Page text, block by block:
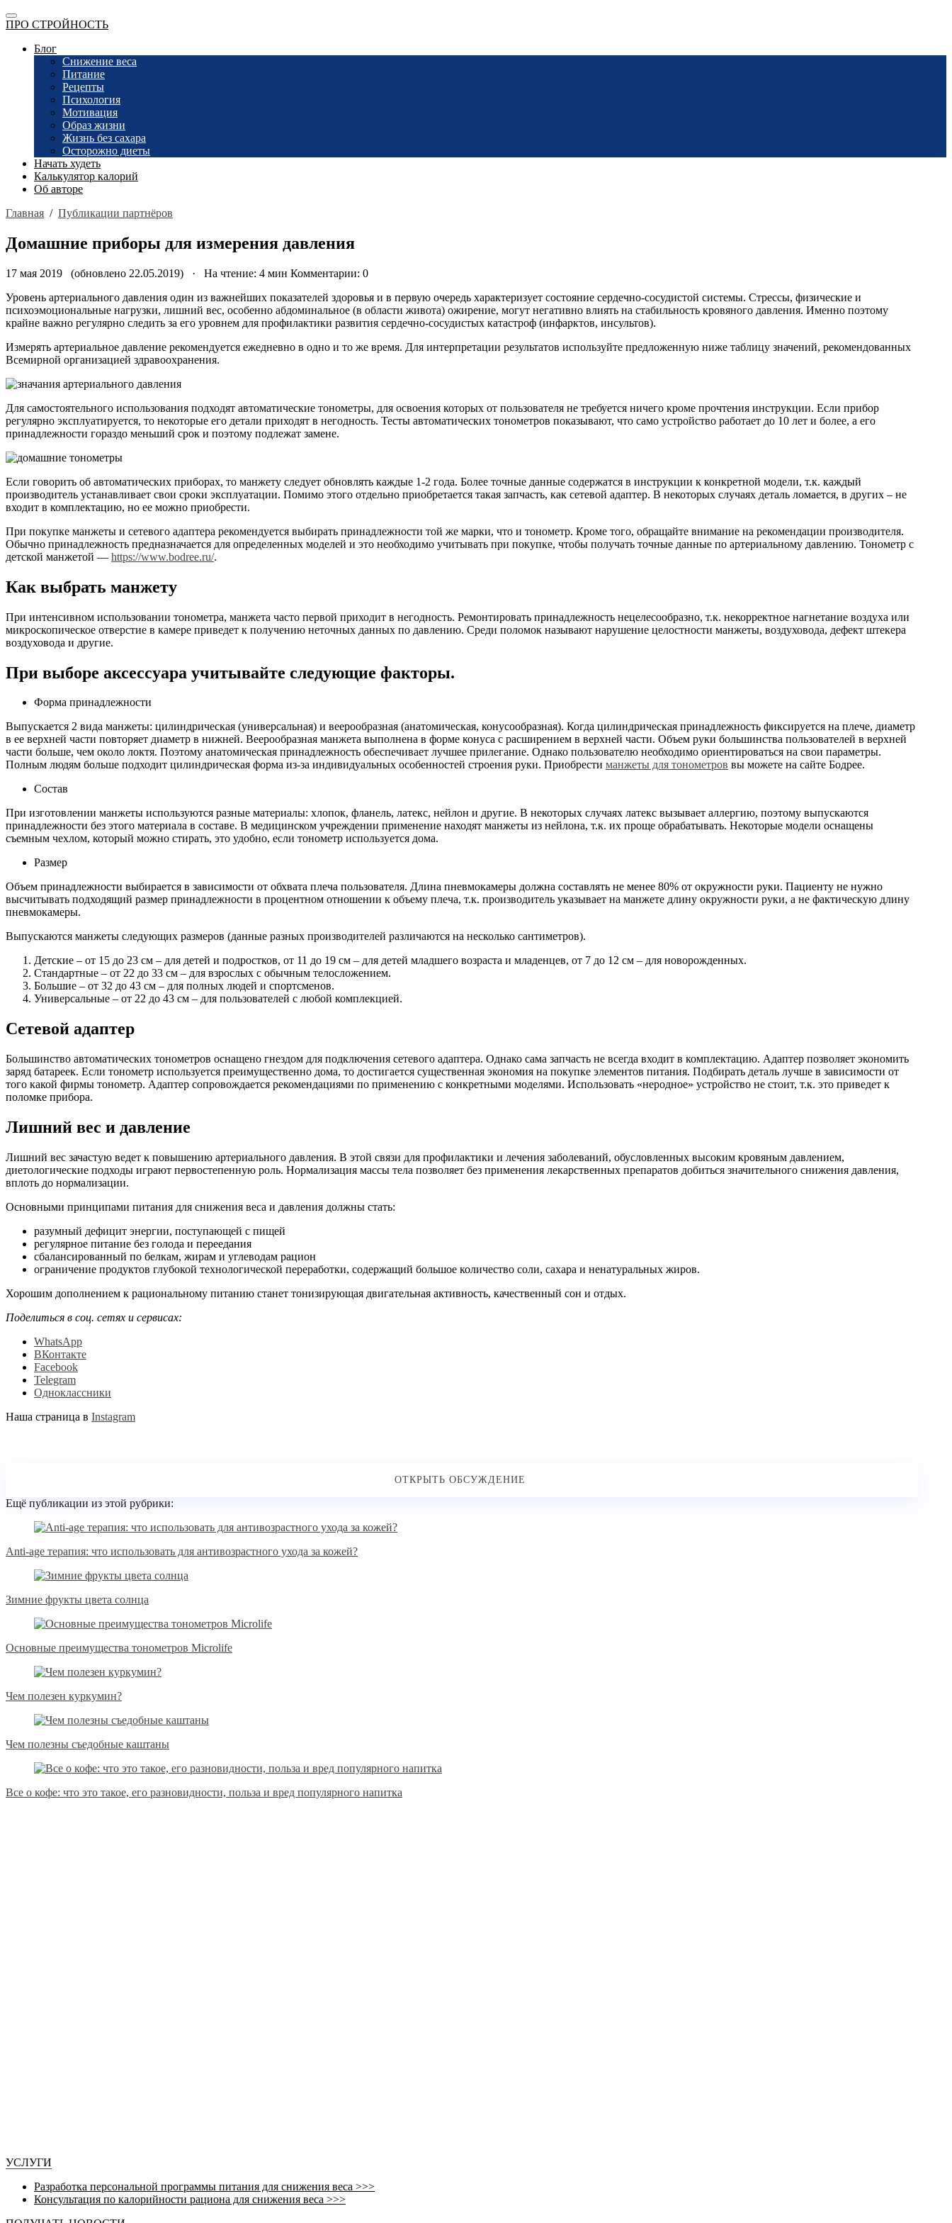
ПРО СТРОЙНОСТЬ
Блог
Снижение веса
Питание
Рецепты
Психология
Мотивация
Образ жизни
Жизнь без сахара
Осторожно диеты
Начать худеть
Калькулятор калорий
Об авторе
Главная / Публикации партнёров
Домашние приборы для измерения давления
17 мая 2019 (обновлено 22.05.2019) · На чтение: 4 мин Комментарии: 0
Уровень артериального давления один из важнейших показателей здоровья и в первую очередь характеризует состояние сердечно-сосудистой системы. Стрессы, физические и
психоэмоциональные нагрузки, лишний вес, особенно абдоминальное (в области живота) ожирение, могут негативно влиять на стабильность кровяного давления. Именно поэтому
крайне важно регулярно следить за его уровнем для профилактики развития сердечно-сосудистых катастроф (инфарктов, инсультов).
Измерять артериальное давление рекомендуется ежедневно в одно и то же время. Для интерпретации результатов используйте предложенную ниже таблицу значений, рекомендованных
Всемирной организацией здравоохранения.
Для самостоятельного использования подходят автоматические тонометры, для освоения которых от пользователя не требуется ничего кроме прочтения инструкции. Если прибор
регулярно эксплуатируется, то некоторые его детали приходят в негодность. Тесты автоматических тонометров показывают, что само устройство работает до 10 лет и более, а его
принадлежности гораздо меньший срок и поэтому подлежат замене.
Если говорить об автоматических приборах, то манжету следует обновлять каждые 1-2 года. Более точные данные содержатся в инструкции к конкретной модели, т.к. каждый
производитель устанавливает свои сроки эксплуатации. Помимо этого отдельно приобретается такая запчасть, как сетевой адаптер. В некоторых случаях деталь ломается, в других – не
входит в комплектацию, но ее можно приобрести.
При покупке манжеты и сетевого адаптера рекомендуется выбирать принадлежности той же марки, что и тонометр. Кроме того, обращайте внимание на рекомендации производителя.
Обычно принадлежность предназначается для определенных моделей и это необходимо учитывать при покупке, чтобы получать точные данные по артериальному давлению. Тонометр с
детской манжетой — https://www.bodree.ru/.
Как выбрать манжету
При интенсивном использовании тонометра, манжета часто первой приходит в негодность. Ремонтировать принадлежность нецелесообразно, т.к. некорректное нагнетание воздуха или
микроскопическое отверстие в камере приведет к получению неточных данных по давлению. Среди поломок называют нарушение целостности манжеты, воздуховода, дефект штекера
воздуховода и другие.
При выборе аксессуара учитывайте следующие факторы.
Форма принадлежности
Выпускается 2 вида манжеты: цилиндрическая (универсальная) и веерообразная (анатомическая, конусообразная). Когда цилиндрическая принадлежность фиксируется на плече, диаметр
в ее верхней части повторяет диаметр в нижней. Веерообразная манжета выполнена в форме конуса с расширением в верхней части. Объем руки большинства пользователей в верхней
части больше, чем около локтя. Поэтому анатомическая принадлежность обеспечивает лучшее прилегание. Однако пользователю необходимо ориентироваться на свои параметры.
Полным людям больше подходит цилиндрическая форма из-за индивидуальных особенностей строения руки. Приобрести манжеты для тонометров вы можете на сайте Бодрее.
Состав
При изготовлении манжеты используются разные материалы: хлопок, фланель, латекс, нейлон и другие. В некоторых случаях латекс вызывает аллергию, поэтому выпускаются
принадлежности без этого материала в составе. В медицинском учреждении применение находят манжеты из нейлона, т.к. их проще обрабатывать. Некоторые модели оснащены
съемным чехлом, который можно стирать, это удобно, если тонометр используется дома.
Размер
Объем принадлежности выбирается в зависимости от обхвата плеча пользователя. Длина пневмокамеры должна составлять не менее 80% от окружности руки. Пациенту не нужно
высчитывать подходящий размер принадлежности в процентном отношении к объему плеча, т.к. производитель указывает на манжете длину окружности руки, а не фактическую длину
пневмокамеры.
Выпускаются манжеты следующих размеров (данные разных производителей различаются на несколько сантиметров).
Детские – от 15 до 23 см – для детей и подростков, от 11 до 19 см – для детей младшего возраста и младенцев, от 7 до 12 см – для новорожденных.
Стандартные – от 22 до 33 см – для взрослых с обычным телосложением.
Большие – от 32 до 43 см – для полных людей и спортсменов.
Универсальные – от 22 до 43 см – для пользователей с любой комплекцией.
Сетевой адаптер
Большинство автоматических тонометров оснащено гнездом для подключения сетевого адаптера. Однако сама запчасть не всегда входит в комплектацию. Адаптер позволяет экономить
заряд батареек. Если тонометр используется преимущественно дома, то достигается существенная экономия на покупке элементов питания. Подбирать деталь лучше в зависимости от
того какой фирмы тонометр. Адаптер сопровождается рекомендациями по применению с конкретными моделями. Использовать «неродное» устройство не стоит, т.к. это приведет к
поломке прибора.
Лишний вес и давление
Лишний вес зачастую ведет к повышению артериального давления. В этой связи для профилактики и лечения заболеваний, обусловленных высоким кровяным давлением,
диетологические подходы играют первостепенную роль. Нормализация массы тела позволяет без применения лекарственных препаратов добиться значительного снижения давления,
вплоть до нормализации.
Основными принципами питания для снижения веса и давления должны стать:
разумный дефицит энергии, поступающей с пищей
регулярное питание без голода и переедания
сбалансированный по белкам, жирам и углеводам рацион
ограничение продуктов глубокой технологической переработки, содержащий большое количество соли, сахара и ненатуральных жиров.
Хорошим дополнением к рациональному питанию станет тонизирующая двигательная активность, качественный сон и отдых.
Поделиться в соц. сетях и сервисах:
WhatsApp
ВКонтакте
Facebook
Telegram
Одноклассники
Наша страница в Instagram
Ещё публикации из этой рубрики:
Anti-age терапия: что использовать для антивозрастного ухода за кожей?
Зимние фрукты цвета солнца
Основные преимущества тонометров Microlife
Чем полезен куркумин?
Чем полезны съедобные каштаны
Все о кофе: что это такое, его разновидности, польза и вред популярного напитка
УСЛУГИ
Разработка персональной программы питания для снижения веса >>>
Консультация по калорийности рациона для снижения веса >>>